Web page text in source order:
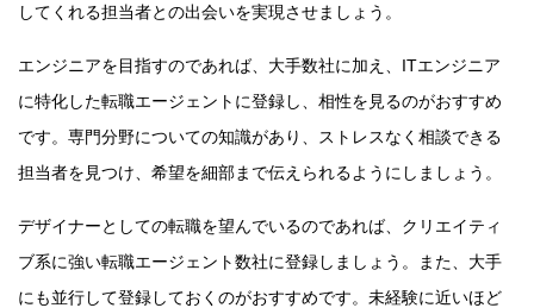
してくれる担当者との出会いを実現させましょう。
エンジニアを目指すのであれば、大手数社に加え、ITエンジニア
に特化した転職エージェントに登録し、相性を見るのがおすすめ
です。専門分野についての知識があり、ストレスなく相談できる
担当者を見つけ、希望を細部まで伝えられるようにしましょう。
デザイナーとしての転職を望んでいるのであれば、クリエイティ
ブ系に強い転職エージェント数社に登録しましょう。また、大手
にも並行して登録しておくのがおすすめです。未経験に近いほど